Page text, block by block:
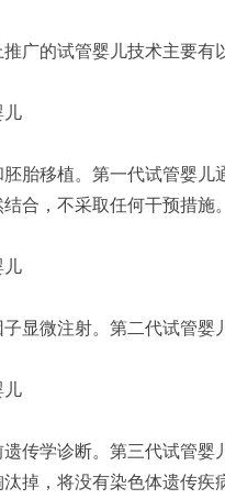
推广的试管婴儿技术主要有
儿
胚胎移植。第一代试管婴
合，不采取任何干预措施。
儿
子显微注射。第二代试管
儿
遗传学诊断。第三代试管
掉，将没有染色体遗传疾